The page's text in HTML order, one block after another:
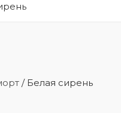
/ Белая сирень